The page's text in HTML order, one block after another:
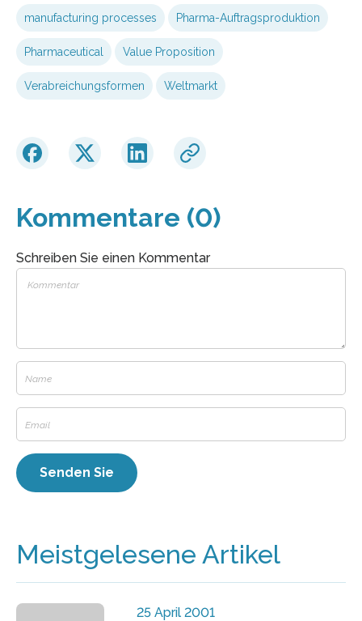
manufacturing processes Pharma-Auftragsproduktion
Pharmaceutical Value Proposition
Verabreichungsformen Weltmarkt
Kommentare (0)
Schreiben Sie einen Kommentar
Meistgelesene Artikel
25 April 2001